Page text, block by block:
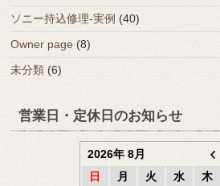
ソニー持込修理-実例 (40)
Owner page (8)
未分類 (6)
営業日・定休日のお知らせ
2026年 8月
日
月 火 水 木